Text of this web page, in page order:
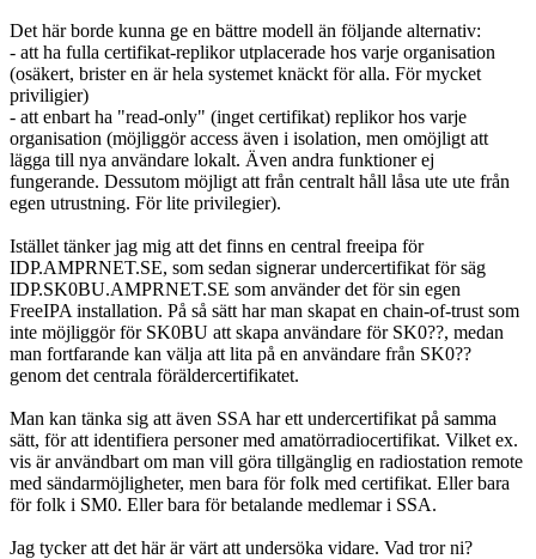
Det här borde kunna ge en bättre modell än följande alternativ:
- att ha fulla certifikat-replikor utplacerade hos varje organisation
(osäkert, brister en är hela systemet knäckt för alla. För mycket
priviligier)
- att enbart ha "read-only" (inget certifikat) replikor hos varje
organisation (möjliggör access även i isolation, men omöjligt att
lägga till nya användare lokalt. Även andra funktioner ej
fungerande. Dessutom möjligt att från centralt håll låsa ute ute från
egen utrustning. För lite privilegier).
Istället tänker jag mig att det finns en central freeipa för
IDP.AMPRNET.SE, som sedan signerar undercertifikat för säg
IDP.SK0BU.AMPRNET.SE som använder det för sin egen
FreeIPA installation. På så sätt har man skapat en chain-of-trust som
inte möjliggör för SK0BU att skapa användare för SK0??, medan
man fortfarande kan välja att lita på en användare från SK0??
genom det centrala föräldercertifikatet.
Man kan tänka sig att även SSA har ett undercertifikat på samma
sätt, för att identifiera personer med amatörradiocertifikat. Vilket ex.
vis är användbart om man vill göra tillgänglig en radiostation remote
med sändarmöjligheter, men bara för folk med certifikat. Eller bara
för folk i SM0. Eller bara för betalande medlemar i SSA.
Jag tycker att det här är värt att undersöka vidare. Vad tror ni?